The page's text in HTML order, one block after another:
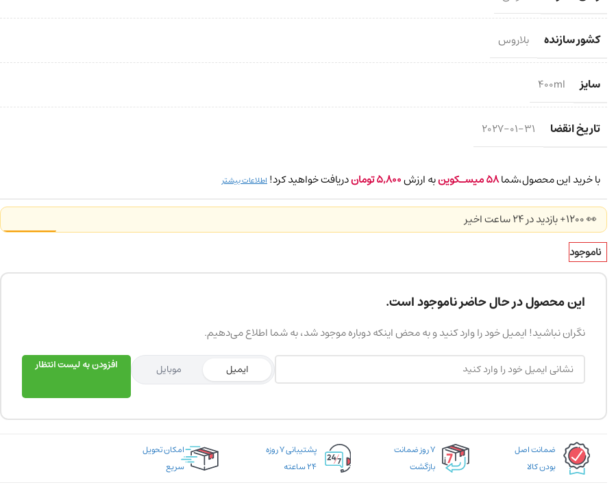
کشور سازنده بلاروس
سایز 400ml
تاریخ انقضا 2027-01-31
با خرید این محصول،شما58میسـکوینبه ارزش5,800توماندریافت خواهید کرد! اطلاعات بیشتر
👀 1200+ بازدید در ۲۴ ساعت اخیر
ناموجود
این محصول در حال حاضر ناموجود است.
نگران نباشید! ایمیل خود را وارد کنید و به محض اینکه دوباره موجود شد، به شما اطلاع می‌دهیم.
ایمیل موبایل افزودن به لیست انتظار
ضمانت اصل
بودن کالا
۷ روز ضمانت
بازگشت
پشتیبانی ۷ روزه
۲۴ ساعته
امکان تحویل
سریع